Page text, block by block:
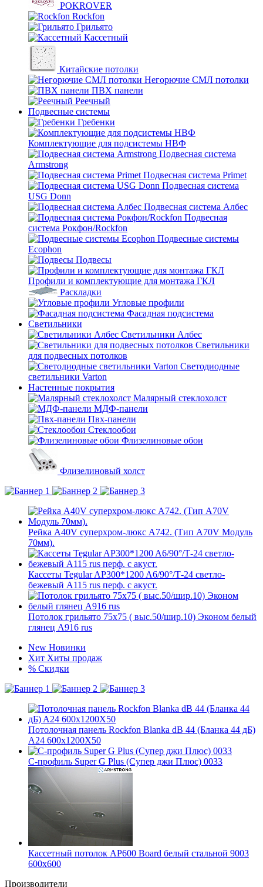
POKROVER
Rockfon
Грильято
Кассетный
Китайские потолки
Негорючие СМЛ потолки
ПВХ панели
Реечный
Подвесные системы
Гребенки
Комплектующие для подсистемы НВФ
Подвесная система
Armstrong
Подвесная система Primet
Подвесная система
USG Donn
Подвесная система Албес
Подвесная
система Рокфон/Rockfon
Подвесные системы
Ecophon
Подвесы
Профили и комплектующие для монтажа ГКЛ
Раскладки
Угловые профили
Фасадная подсистема
Светильники
Светильники Албес
Светильники
для подвесных потолков
Светодиодные
светильники Varton
Настенные покрытия
Малярный стеклохолст
МДФ-панели
Пвх-панели
Стеклообои
Флизелиновые обои
Флизелиновый холст
Рейка A40V суперхром-люкс A742. (Тип A70V Модуль
70мм).
Кассеты Tegular AP300*1200 A6/90°/Т-24 светло-
бежевый А115 rus перф. с акуст.
Потолок грильято 75х75 ( выс.50/шир.10) Эконом белый
глянец А916 rus
New Новинки
Хит Хиты продаж
% Скидки
Потолочная панель Rockfon Blanka dB 44 (Бланка 44 дБ)
A24 600x1200X50
С-профиль Super G Plus (Супер джи Плюс) 0033
Кассетный потолок AP600 Board белый стальной 9003
600x600
Производители